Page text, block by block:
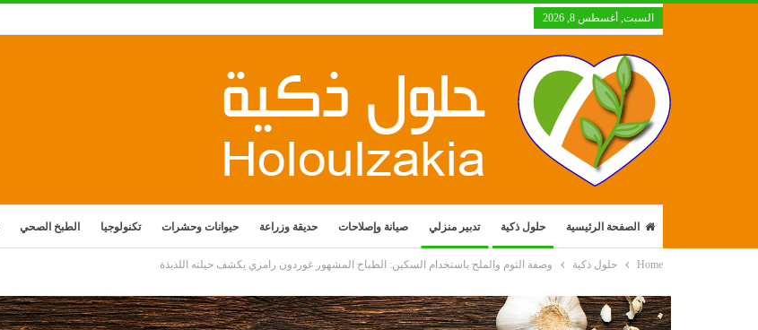
السبت, أغسطس 8, 2026
الصفحة الرئيسية حلول ذكية تدبير منزلي صيانة وإصلاحات حديقة وزراعة حيوانات وحشرات تكنولوجيا الطبخ الصحي
Home حلول ذكية وصفة الثوم والملح باستخدام السكين: الطباخ المشهور غوردون رامزي يكشف حيلته اللذيذة